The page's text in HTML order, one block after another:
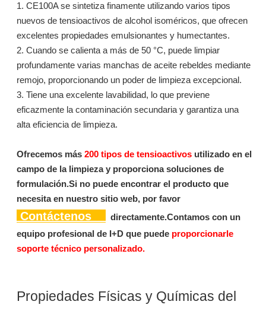
Preguntar Preguntar
1. CE100A se sintetiza finamente utilizando varios tipos
nuevos de tensioactivos de alcohol isoméricos, que ofrecen
excelentes propiedades emulsionantes y humectantes.
2. Cuando se calienta a más de 50 °C, puede limpiar
profundamente varias manchas de aceite rebeldes mediante
remojo, proporcionando un poder de limpieza excepcional.
3. Tiene una excelente lavabilidad, lo que previene
eficazmente la contaminación secundaria y garantiza una
alta eficiencia de limpieza.
Ofrecemos más 200 tipos de tensioactivos utilizado en el
campo de la limpieza y proporciona soluciones de
formulación.Si no puede encontrar el producto que
necesita en nuestro sitio web, por favor
Contáctenos
directamente.Contamos con un
equipo profesional de I+D que puede proporcionarle
soporte técnico personalizado.
Propiedades Físicas y Químicas del